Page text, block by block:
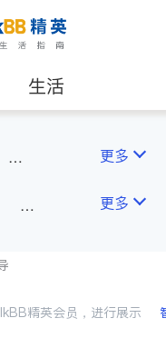
生活
教育
更多
更多
精英会员，进行展示